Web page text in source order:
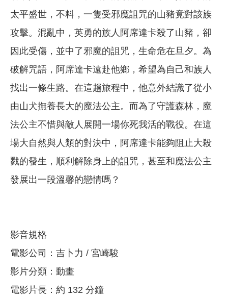
太平盛世，不料，一隻受邪魔詛咒的山豬竟對該族
攻擊。混亂中，英勇的族人阿席達卡殺了山豬，卻
因此受傷，並中了邪魔的詛咒，生命危在旦夕。為
破解咒語，阿席達卡遠赴他鄉，希望為自己和族人
找出一條生路。在這趟旅程中，他意外結識了從小
由山犬撫養長大的魔法公主。而為了守護森林，魔
法公主不惜與敵人展開一場你死我活的戰役。在這
場大自然與人類的對決中，阿席達卡能夠阻止大殺
戮的發生，順利解除身上的詛咒，甚至和魔法公主
發展出一段溫馨的戀情嗎？
影音規格
電影公司：吉卜力 / 宮崎駿
影片分類：動畫
電影片長：約 132 分鐘